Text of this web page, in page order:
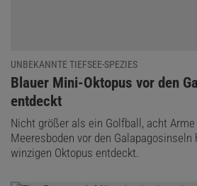
UNBEKANNTE TIEFSEE-SPEZIES
:
Blauer Mini-Oktopus vor den
entdeckt
Nicht größer als ein Golfball, acht
Meeresboden vor den Galapagosinseln
winzigen Oktopus entdeckt.